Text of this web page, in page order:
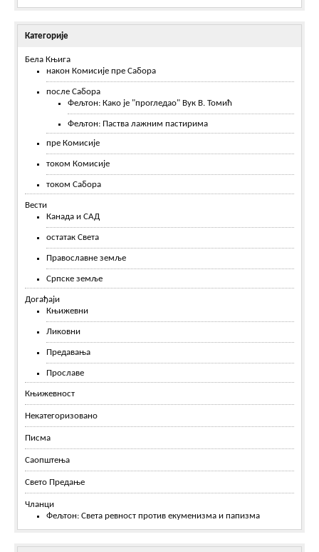
Категорије
Бела Књига
након Комисије пре Сабора
после Сабора
Фељтон: Како је "прогледао" Вук В. Томић
Фељтон: Паства лажним пастирима
пре Комисије
током Комисије
током Сабора
Вести
Канада и САД
остатак Света
Православне земље
Српске земље
Догађаји
Књижевни
Ликовни
Предавања
Прославе
Књижевност
Некатегоризовано
Писма
Саопштења
Свето Предање
Чланци
Фељтон: Света ревност против екуменизма и папизма